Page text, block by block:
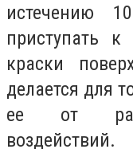
истечению
приступать
краски
делается для
ее от
воздействий.